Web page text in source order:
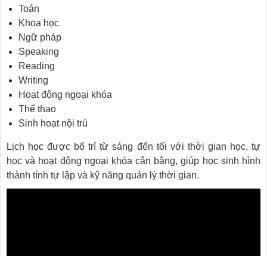
Toán
Khoa học
Ngữ pháp
Speaking
Reading
Writing
Hoạt động ngoại khóa
Thể thao
Sinh hoạt nội trú
Lịch học được bố trí từ sáng đến tối với thời gian học, tự
học và hoạt động ngoại khóa cân bằng, giúp học sinh hình
thành tính tự lập và kỹ năng quản lý thời gian.